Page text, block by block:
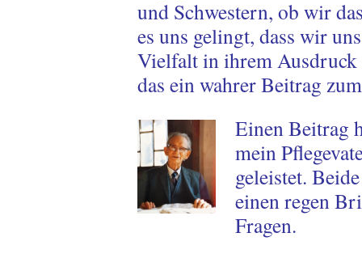
und Schwestern, ob wir
es uns gelingt, dass wir
Vielfalt in ihrem Ausdruck
das ein wahrer Beitrag
Einen Beitrag
mein
geleistet.
einen regen
Fragen.